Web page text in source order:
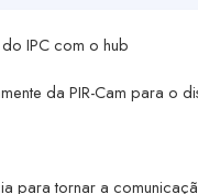
IPC com o hub
da PIR-Cam para o
para tornar a